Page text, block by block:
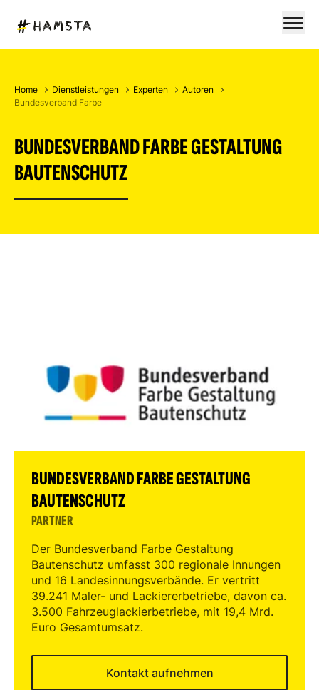
Home Dienstleistungen Experten
Autoren
Bundesverband Farbe
BUNDESVERBAND FARBE GESTALTUNG
BAUTENSCHUTZ
BUNDESVERBAND FARBE GESTALTUNG
BAUTENSCHUTZ
PARTNER
Der Bundesverband Farbe Gestaltung
Bautenschutz umfasst 300 regionale Innungen
und 16 Landesinnungsverbände. Er vertritt
39.241 Maler- und Lackiererbetriebe, davon ca.
3.500 Fahrzeuglackierbetriebe, mit 19,4 Mrd.
Euro Gesamtumsatz.
Kontakt aufnehmen